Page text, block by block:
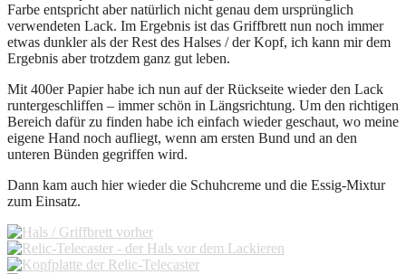
Farbe entspricht aber natürlich nicht genau dem ursprünglich
verwendeten Lack. Im Ergebnis ist das Griffbrett nun noch immer
etwas dunkler als der Rest des Halses / der Kopf, ich kann mir dem
Ergebnis aber trotzdem ganz gut leben.
Mit 400er Papier habe ich nun auf der Rückseite wieder den Lack
runtergeschliffen – immer schön in Längsrichtung. Um den richtigen
Bereich dafür zu finden habe ich einfach wieder geschaut, wo meine
eigene Hand noch aufliegt, wenn am ersten Bund und an den
unteren Bünden gegriffen wird.
Dann kam auch hier wieder die Schuhcreme und die Essig-Mixtur
zum Einsatz.